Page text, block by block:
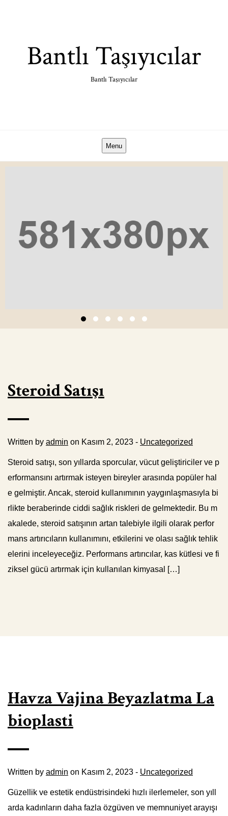
Bantlı Taşıyıcılar
Bantlı Taşıyıcılar
Menu
Steroid Satışı
Written by admin on Kasım 2, 2023 - Uncategorized
Steroid satışı, son yıllarda sporcular, vücut geliştiriciler ve p
erformansını artırmak isteyen bireyler arasında popüler hal
e gelmiştir. Ancak, steroid kullanımının yaygınlaşmasıyla bi
rlikte beraberinde ciddi sağlık riskleri de gelmektedir. Bu m
akalede, steroid satışının artan talebiyle ilgili olarak perfor
mans artırıcıların kullanımını, etkilerini ve olası sağlık tehlik
elerini inceleyeceğiz. Performans artırıcılar, kas kütlesi ve fi
ziksel gücü artırmak için kullanılan kimyasal […]
Havza Vajina Beyazlatma La
bioplasti
Written by admin on Kasım 2, 2023 - Uncategorized
Güzellik ve estetik endüstrisindeki hızlı ilerlemeler, son yıll
arda kadınların daha fazla özgüven ve memnuniyet arayışı